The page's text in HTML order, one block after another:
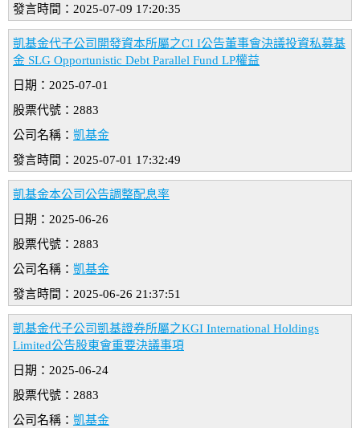
發言時間：2025-07-09 17:20:35
凱基金代子公司開發資本所屬之CI I公告董事會決議投資私募基
金 SLG Opportunistic Debt Parallel Fund LP權益
日期：2025-07-01
股票代號：2883
公司名稱： 凱基金
發言時間：2025-07-01 17:32:49
凱基金本公司公告調整配息率
日期：2025-06-26
股票代號：2883
公司名稱： 凱基金
發言時間：2025-06-26 21:37:51
凱基金代子公司凱基證券所屬之KGI International Holdings
Limited公告股東會重要決議事項
日期：2025-06-24
股票代號：2883
公司名稱： 凱基金